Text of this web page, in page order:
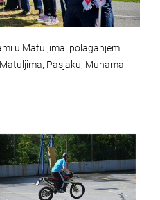
u Matuljima: polaganjem
Pasjaku, Munama i